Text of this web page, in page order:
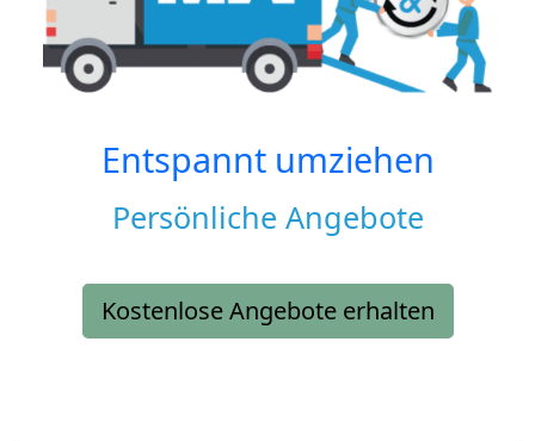
Entspannt umziehen
Persönliche Angebote
Kostenlose Angebote erhalten